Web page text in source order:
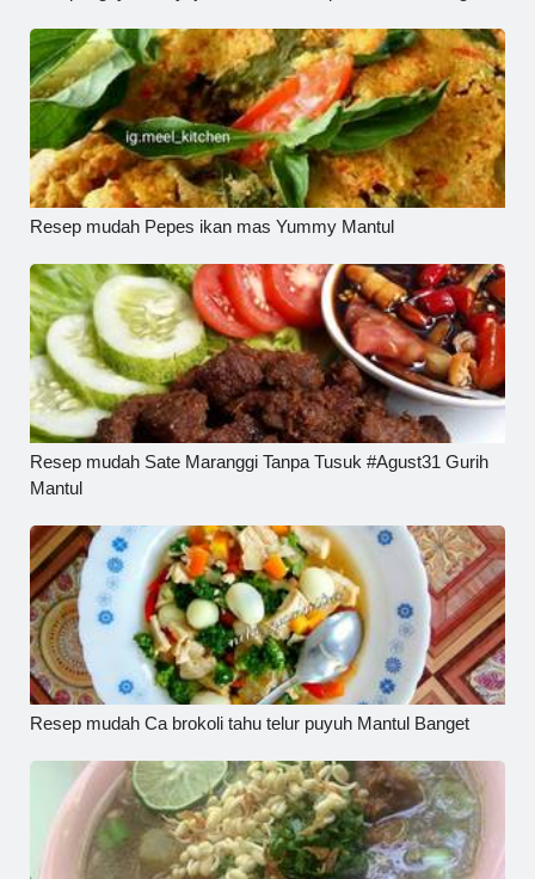
Resep mudah Pepes ikan mas Yummy Mantul
Resep mudah Sate Maranggi Tanpa Tusuk #Agust31 Gurih
Mantul
Resep mudah Ca brokoli tahu telur puyuh Mantul Banget